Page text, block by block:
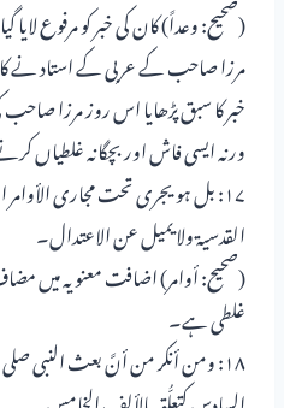
(صحیح: وعداً) کان کی خبر کو مرفوع
مرزا صاحب کے عربی کے استاد نے
خبر کا سبق پڑھایا اس روز مرزا
ورنہ ایسی فاش اور بچگانہ غلطیاں
۱۷: بل ہو یجری تحت مجاری الأوامر
القدسیۃ ولا یمیل عن الاعتدال۔
(صحیح: أوامر) اضافت معنویہ میں
غلطی ہے۔
۱۸: ومن أنکر من أنَّ بعث النبی